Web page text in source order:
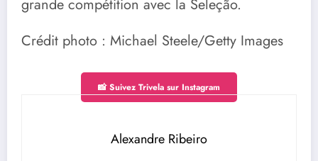
grande compétition avec la Seleção.
Crédit photo : Michael Steele/Getty Images
📸 Suivez Trivela sur Instagram
Alexandre Ribeiro